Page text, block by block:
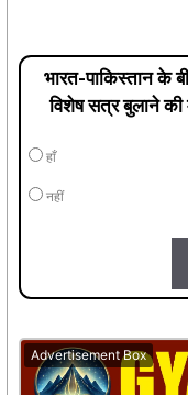
भारत-पाकिस्तान के
विशेष सत्र बुलाने की
हाँ
नहीं
Advertisement Box